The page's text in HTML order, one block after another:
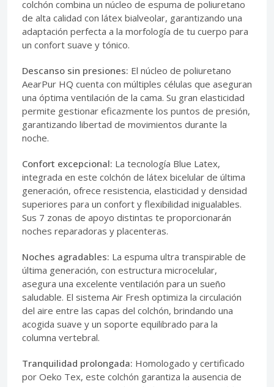
colchón combina un núcleo de espuma de poliuretano
de alta calidad con látex bialveolar, garantizando una
adaptación perfecta a la morfología de tu cuerpo para
un confort suave y tónico.
Descanso sin presiones: El núcleo de poliuretano
AearPur HQ cuenta con múltiples células que aseguran
una óptima ventilación de la cama. Su gran elasticidad
permite gestionar eficazmente los puntos de presión,
garantizando libertad de movimientos durante la
noche.
Confort excepcional: La tecnología Blue Latex,
integrada en este colchón de látex bicelular de última
generación, ofrece resistencia, elasticidad y densidad
superiores para un confort y flexibilidad inigualables.
Sus 7 zonas de apoyo distintas te proporcionarán
noches reparadoras y placenteras.
Noches agradables: La espuma ultra transpirable de
última generación, con estructura microcelular,
asegura una excelente ventilación para un sueño
saludable. El sistema Air Fresh optimiza la circulación
del aire entre las capas del colchón, brindando una
acogida suave y un soporte equilibrado para la
columna vertebral.
Tranquilidad prolongada: Homologado y certificado
por Oeko Tex, este colchón garantiza la ausencia de